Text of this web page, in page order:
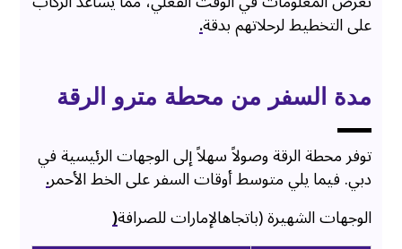
على التخطيط لرحلاتهم بدقة.
مدة السفر من محطة مترو الرقة
توفر محطة الرقة وصولاً سهلاً إلى الوجهات الرئيسية في
دبي. فيما يلي متوسط أوقات السفر على الخط الأحمر.
الوجهات الشهيرة (باتجاهالإمارات للصرافة(